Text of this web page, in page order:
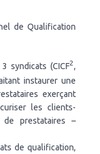
de Qualification
syndicats (CICF2,
instaurer une
exerçant
les clients-
de prestataires –
de qualification,